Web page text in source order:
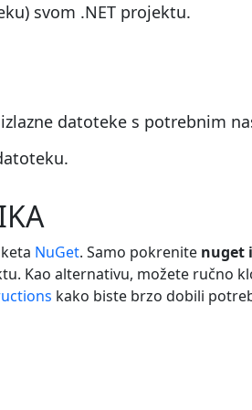
svom .NET projektu.
datoteke s potrebnim
NuGet. Samo pokrenite nuget
Kao alternativu, možete ručno
kako biste brzo dobili